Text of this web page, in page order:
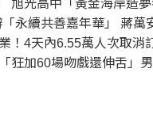
旭光高中「黃金海岸造夢
「永續共善嘉年華」 蔣
！4天內6.55萬人次取
狂加60場吻戲還伸舌」